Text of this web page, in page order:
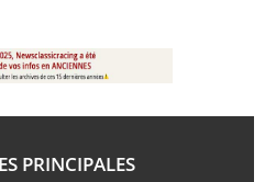
PRINCIPALES